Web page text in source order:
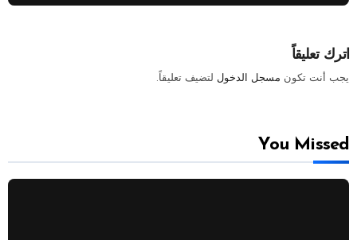
اترك تعليقاً
يجب أنت تكون مسجل الدخول لتضيف تعليقاً.
You Missed